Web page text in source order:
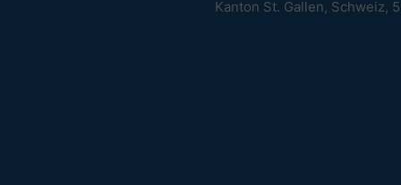
Kanton St. Gallen, Schweiz,